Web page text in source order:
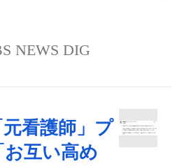
NEWS DIG
元看護師」プ
お互い高め